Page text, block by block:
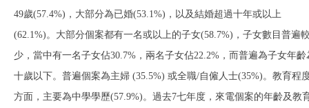
49歲(57.4%)，大部分為已婚(53.1%)，以及結婚超過十年或以上
(62.1%)。大部分個案都有一名或以上的子女(58.7%)，子女數目普遍
少，當中有一名子女佔30.7%，兩名子女佔22.2%，而普遍為子女年齡
十歲以下。普遍個案為主婦 (35.5%) 或全職/自僱人士(35%)。教育程
方面，主要為中學學歷(57.9%)。過去7七年度，來電個案的年齡及教